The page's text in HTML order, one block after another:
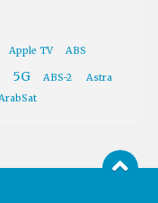
Apple TV ABS
5G ABS-2
Astra